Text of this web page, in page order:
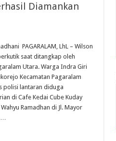
Diamankan
PAGARALAM, LhL – Wilson
saat ditangkap oleh
Utara. Warga Indra Giri
Kecamatan Pagaralam
polisi lantaran diduga
di Cafe Kedai Cube Kuday
Ramadhan di Jl. Mayor
…